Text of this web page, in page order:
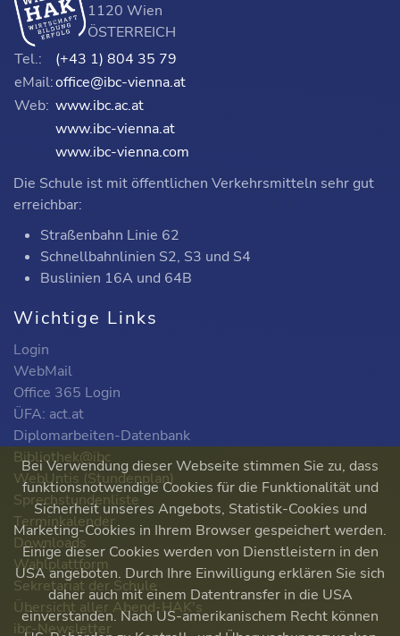
1120 Wien
ÖSTERREICH
Tel.:
(+43 1) 804 35 79
eMail:office@ibc-vienna.at
Web: www.ibc.ac.at
www.ibc-vienna.at
www.ibc-vienna.com
Die Schule ist mit öffentlichen Verkehrsmitteln sehr gut
erreichbar:
Straßenbahn Linie 62
Schnellbahnlinien S2, S3 und S4
Buslinien 16A und 64B
Wichtige Links
Login
WebMail
Office 365 Login
ÜFA: act.at
Diplomarbeiten-Datenbank
Bibliothek@ibc
WebUntis (Stundenplan)
Sprechstundenliste
Terminkalender
Downloads
Wahlplattform
Sekretariat der Schule
Übersicht aller Abend-HAK's
ibc-Newsletter
Bei Verwendung dieser Webseite stimmen Sie zu, dass
funktionsnotwendige Cookies für die Funktionalität und
Sicherheit unseres Angebots, Statistik-Cookies und
Marketing-Cookies in Ihrem Browser gespeichert werden.
Einige dieser Cookies werden von Dienstleistern in den
USA angeboten. Durch Ihre Einwilligung erklären Sie sich
daher auch mit einem Datentransfer in die USA
einverstanden. Nach US-amerikanischem Recht können